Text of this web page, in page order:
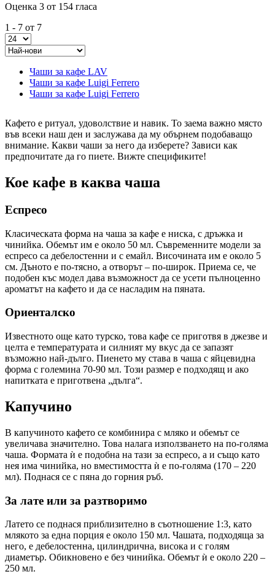
Оценка 3 от 154 гласа
1 - 7 от 7
Чаши за кафе LAV
Чаши за кафе Luigi Ferrero
Чаши за кафе Luigi Ferrero
Кафето е ритуал, удоволствие и навик. То заема важно място
във всеки наш ден и заслужава да му обърнем подобаващо
внимание. Какви чаши за него да изберете? Зависи как
предпочитате да го пиете. Вижте спецификите!
Кое кафе в каква чаша
Еспресо
Класическата форма на чаша за кафе е ниска, с дръжка и
чинийка. Обемът им е около 50 мл. Съвременните модели за
еспресо са дебелостенни и с емайл. Височината им е около 5
см. Дъното е по-тясно, а отворът – по-широк. Приема се, че
подобен къс модел дава възможност да се усети пълноценно
ароматът на кафето и да се насладим на пяната.
Ориенталско
Известното още като турско, това кафе се приготвя в джезве и
целта е температурата и силният му вкус да се запазят
възможно най-дълго. Пиенето му става в чаша с яйцевидна
форма с големина 70-90 мл. Този размер е подходящ и ако
напитката е приготвена „дълга“.
Капучино
В капучиното кафето се комбинира с мляко и обемът се
увеличава значително. Това налага използването на по-голяма
чаша. Формата ѝ е подобна на тази за еспресо, а и също като
нея има чинийка, но вместимостта ѝ е по-голяма (170 – 220
мл). Поднася се с пяна до горния ръб.
За лате или за разтворимо
Латето се поднася приблизително в съотношение 1:3, като
млякото за една порция е около 150 мл. Чашата, подходяща за
него, е дебелостенна, цилиндрична, висока и с голям
диаметър. Обикновено е без чинийка. Обемът ѝ е около 220 –
250 мл.